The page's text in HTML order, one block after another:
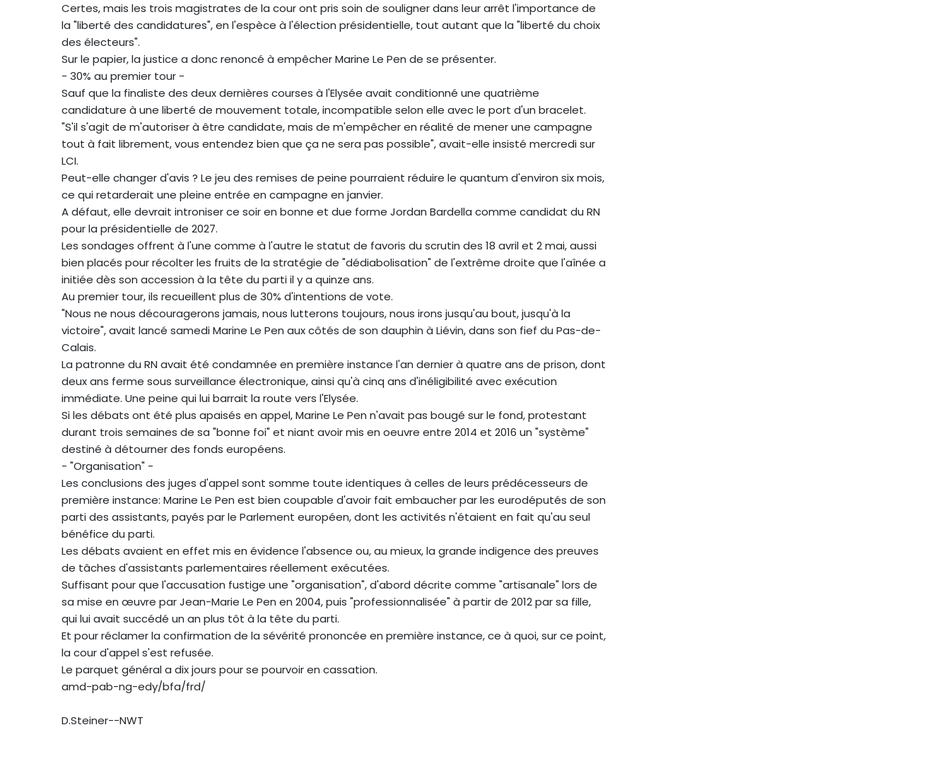
Certes, mais les trois magistrates de la cour ont pris soin de souligner dans leur arrêt l'importance de
la "liberté des candidatures", en l'espèce à l'élection présidentielle, tout autant que la "liberté du choix
des électeurs".
Sur le papier, la justice a donc renoncé à empêcher Marine Le Pen de se présenter.
- 30% au premier tour -
Sauf que la finaliste des deux dernières courses à l'Elysée avait conditionné une quatrième
candidature à une liberté de mouvement totale, incompatible selon elle avec le port d'un bracelet.
"S'il s'agit de m'autoriser à être candidate, mais de m'empêcher en réalité de mener une campagne
tout à fait librement, vous entendez bien que ça ne sera pas possible", avait-elle insisté mercredi sur
LCI.
Peut-elle changer d'avis ? Le jeu des remises de peine pourraient réduire le quantum d'environ six mois,
ce qui retarderait une pleine entrée en campagne en janvier.
A défaut, elle devrait introniser ce soir en bonne et due forme Jordan Bardella comme candidat du RN
pour la présidentielle de 2027.
Les sondages offrent à l'une comme à l'autre le statut de favoris du scrutin des 18 avril et 2 mai, aussi
bien placés pour récolter les fruits de la stratégie de "dédiabolisation" de l'extrême droite que l'aînée a
initiée dès son accession à la tête du parti il y a quinze ans.
Au premier tour, ils recueillent plus de 30% d'intentions de vote.
"Nous ne nous découragerons jamais, nous lutterons toujours, nous irons jusqu'au bout, jusqu'à la
victoire", avait lancé samedi Marine Le Pen aux côtés de son dauphin à Liévin, dans son fief du Pas-de-
Calais.
La patronne du RN avait été condamnée en première instance l'an dernier à quatre ans de prison, dont
deux ans ferme sous surveillance électronique, ainsi qu'à cinq ans d'inéligibilité avec exécution
immédiate. Une peine qui lui barrait la route vers l'Elysée.
Si les débats ont été plus apaisés en appel, Marine Le Pen n'avait pas bougé sur le fond, protestant
durant trois semaines de sa "bonne foi" et niant avoir mis en oeuvre entre 2014 et 2016 un "système"
destiné à détourner des fonds européens.
- "Organisation" -
Les conclusions des juges d'appel sont somme toute identiques à celles de leurs prédécesseurs de
première instance: Marine Le Pen est bien coupable d'avoir fait embaucher par les eurodéputés de son
parti des assistants, payés par le Parlement européen, dont les activités n'étaient en fait qu'au seul
bénéfice du parti.
Les débats avaient en effet mis en évidence l'absence ou, au mieux, la grande indigence des preuves
de tâches d'assistants parlementaires réellement exécutées.
Suffisant pour que l'accusation fustige une "organisation", d'abord décrite comme "artisanale" lors de
sa mise en œuvre par Jean-Marie Le Pen en 2004, puis "professionnalisée" à partir de 2012 par sa fille,
qui lui avait succédé un an plus tôt à la tête du parti.
Et pour réclamer la confirmation de la sévérité prononcée en première instance, ce à quoi, sur ce point,
la cour d'appel s'est refusée.
Le parquet général a dix jours pour se pourvoir en cassation.
amd-pab-ng-edy/bfa/frd/
D.Steiner--NWT